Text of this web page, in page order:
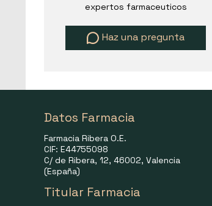
expertos farmaceuticos
Haz una pregunta
Datos Farmacia
Farmacia Ribera O.E.
CIF: E44755098
C/ de Ribera, 12, 46002, Valencia
(España)
Titular Farmacia